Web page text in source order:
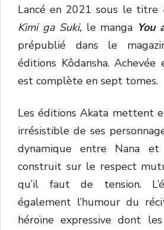
Lancé en 2021 sous le titre
Kimi ga Suki, le manga You
prépublié dans le
éditions Kôdansha.
est complète en sept tomes.
Les éditions Akata mettent
irrésistible de ses
dynamique entre Nana
construit sur le respect
qu’il faut de tension.
également l’humour du
héroïne expressive dont